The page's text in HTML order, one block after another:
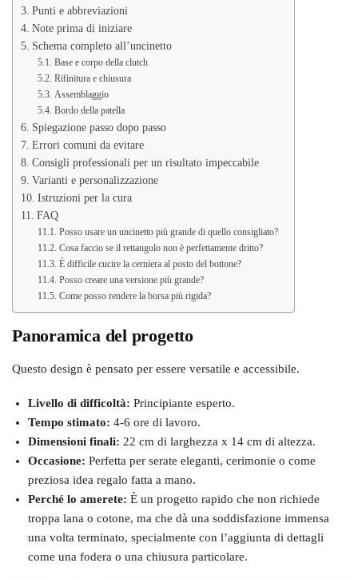
Punti e abbreviazioni
Note prima di iniziare
Schema completo all’uncinetto
Base e corpo della clutch
Rifinitura e chiusura
Assemblaggio
Bordo della patella
Spiegazione passo dopo passo
Errori comuni da evitare
Consigli professionali per un risultato impeccabile
Varianti e personalizzazione
Istruzioni per la cura
FAQ
Posso usare un uncinetto più grande di quello consigliato?
Cosa faccio se il rettangolo non è perfettamente dritto?
È difficile cucire la cerniera al posto del bottone?
Posso creare una versione più grande?
Come posso rendere la borsa più rigida?
Panoramica del progetto
Questo design è pensato per essere versatile e accessibile.
Livello di difficoltà: Principiante esperto.
Tempo stimato: 4-6 ore di lavoro.
Dimensioni finali: 22 cm di larghezza x 14 cm di altezza.
Occasione: Perfetta per serate eleganti, cerimonie o come
preziosa idea regalo fatta a mano.
Perché lo amerete: È un progetto rapido che non richiede
troppa lana o cotone, ma che dà una soddisfazione immensa
una volta terminato, specialmente con l’aggiunta di dettagli
come una fodera o una chiusura particolare.